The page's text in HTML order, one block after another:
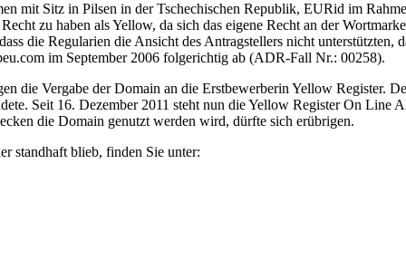
mit Sitz in Pilsen in der Tschechischen Republik, EURid im
zu haben als Yellow, da sich das eigene Recht an der
die Regularien die Ansicht des Antragstellers nicht
im September 2006 folgerichtig ab (ADR-Fall Nr.: 00258).
die Vergabe der Domain an die Erstbewerberin Yellow Register.
Seit 16. Dezember 2011 steht nun die Yellow Register On
die Domain genutzt werden wird, dürfte sich erübrigen.
standhaft blieb, finden Sie unter: